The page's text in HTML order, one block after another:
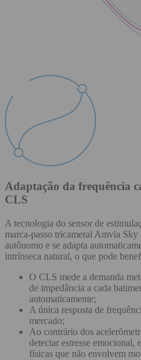
Adaptação da frequência
CLS
A tecnologia do sensor de
marca-passo tricameral Amvia
autônomo e se adapta
intrínseca natural, o que pode
O CLS mede a demanda
de impedância a cada
automaticamente;
A única resposta de
mercado;
Ao contrário dos
detectar estresse emocional,
físicas que não envolvem